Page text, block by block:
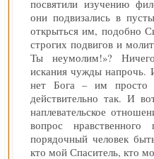
посвятили изучению
они подвизались в
открыться им, подобно
строгих подвигов и
Ты неумолим!»?
искания чужды напрочь.
нет Бога – им просто
действительно так. И
наплевательское
вопрос
порядочный человек
кто мой Спаситель, кто